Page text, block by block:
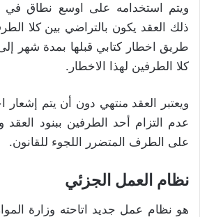
ويتم استخدامه على اوسع نطاق في
ذلك العقد يكون بالتراضي بين كلا
طريق اخطار كتابي قبلها بمدة شهر
كلا الطرفين لهذا الاخطار.
ويعتبر العقد منتهي دون أن يتم
عدم التزام أحد الطرفين ببنود
على الطرف المتضرر اللجوء للقانون.
نظام العمل الجزئي
هو نظام عمل جديد اتاحته وزارة